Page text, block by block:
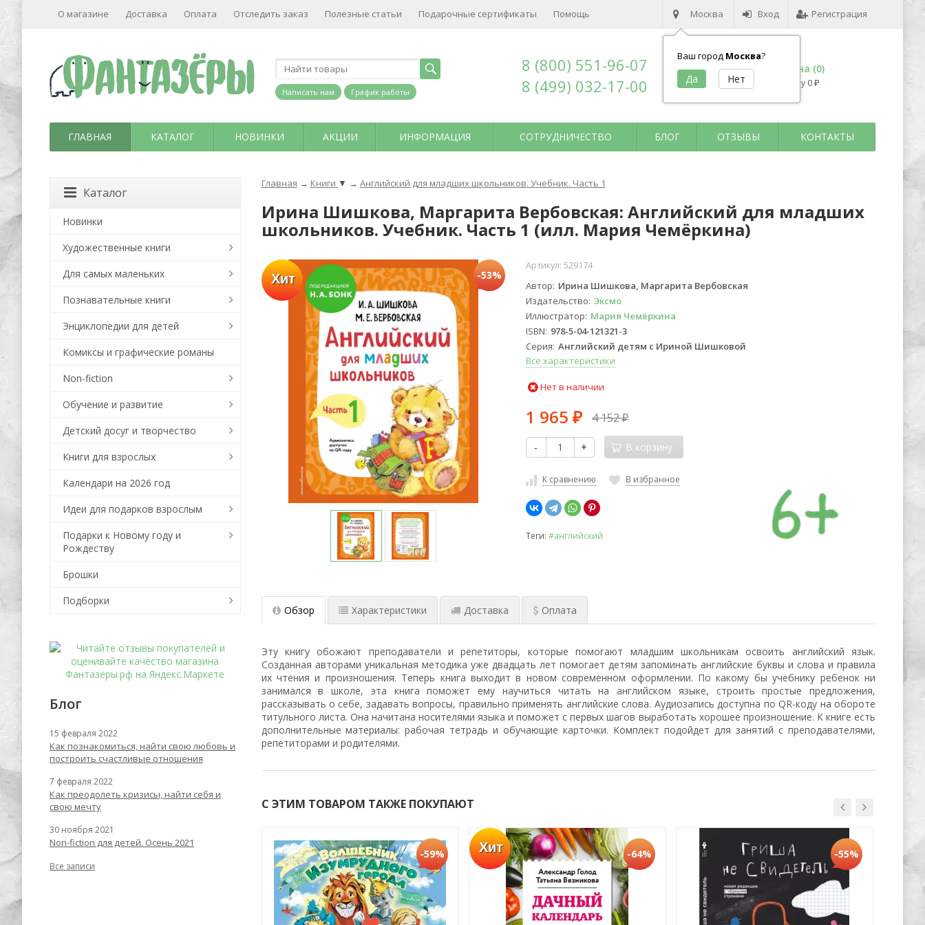
Москва
Ваш город Москва?
Вход Регистрация
О магазине Доставка Оплата Отследить заказ Полезные статьи Подарочные сертификаты Помощь
Написать нам График работы
8 (800) 551-96-07
8 (499) 032-17-00
Корзина (0)
на сумму 0 ₽
ГЛАВНАЯ КАТАЛОГ НОВИНКИ АКЦИИ ИНФОРМАЦИЯ СОТРУДНИЧЕСТВО БЛОГ ОТЗЫВЫ КОНТАКТЫ
Главная → Книги ▼ → Английский для младших школьников. Учебник. Часть 1
Ирина Шишкова, Маргарита Вербовская: Английский для младших
школьников. Учебник. Часть 1 (илл. Мария Чемёркина)
Хит -53%
Артикул: 529174
Автор Ирина Шишкова, Маргарита Вербовская
Издательство Эксмо
Иллюстратор Мария Чемёркина
ISBN 978-5-04-121321-3
Серия Английский детям с Ириной Шишковой
Все характеристики
Нет в наличии
1 965 ₽ 4 152₽
- + В корзину
К сравнению В избранное
Теги: #английский
Обзор Характеристики Доставка Оплата
Эту книгу обожают преподаватели и репетиторы, которые помогают младшим школьникам освоить английский язык.
Созданная авторами уникальная методика уже двадцать лет помогает детям запоминать английские буквы и слова и правила
их чтения и произношения. Теперь книга выходит в новом современном оформлении. По какому бы учебнику ребенок ни
занимался в школе, эта книга поможет ему научиться читать на английском языке, строить простые предложения,
рассказывать о себе, задавать вопросы, правильно применять английские слова. Аудиозапись доступна по QR-коду на обороте
титульного листа. Она начитана носителями языка и поможет с первых шагов выработать хорошее произношение. К книге есть
дополнительные материалы: рабочая тетрадь и обучающие карточки. Комплект подойдет для занятий с преподавателями,
репетиторами и родителями.
С ЭТИМ ТОВАРОМ ТАКЖЕ ПОКУПАЮТ
-55% Хит -59% Хит -64% -55%
Каталог
Новинки
Художественные книги
Для самых маленьких
Познавательные книги
Энциклопедии для детей
Комиксы и графические романы
Non-fiction
Обучение и развитие
Детский досуг и творчество
Книги для взрослых
Календари на 2026 год
Идеи для подарков взрослым
Подарки к Новому году и
Рождеству
Брошки
Подборки
Блог
15 февраля 2022
Как познакомиться, найти свою любовь и
построить счастливые отношения
7 февраля 2022
Как преодолеть кризисы, найти себя и
свою мечту
30 ноября 2021
Non-fiction для детей. Осень 2021
Все записи